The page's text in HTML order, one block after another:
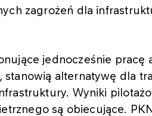
zagrożeń dla
jednocześnie pracę
stanowią alternatywę dla
Wyniki
są obiecujące.